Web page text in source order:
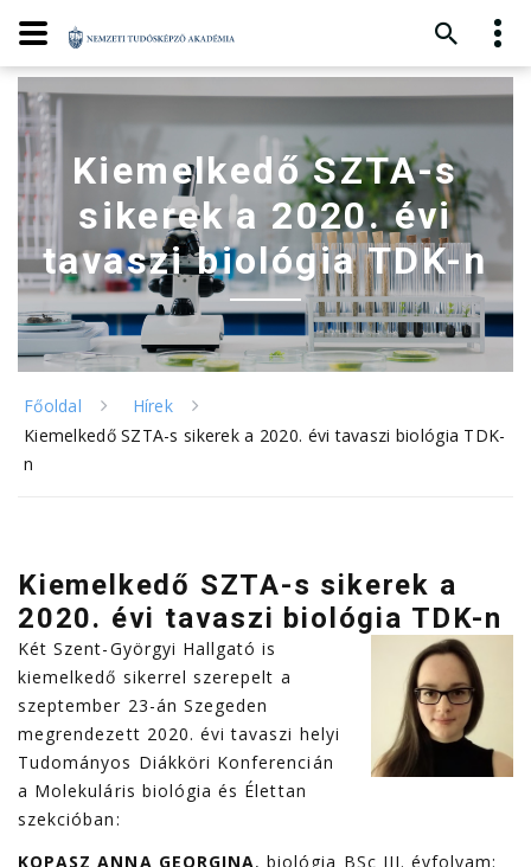
Kiemelkedő SZTA-s
sikerek a 2020. évi
tavaszi biológia TDK-n
Főoldal
Hírek
Kiemelkedő SZTA-s sikerek a 2020. évi tavaszi biológia TDK-
n
Kiemelkedő SZTA-s sikerek a
2020. évi tavaszi biológia TDK-n
Két Szent-Györgyi Hallgató is
kiemelkedő sikerrel szerepelt a
szeptember 23-án Szegeden
megrendezett 2020. évi tavaszi helyi
Tudományos Diákköri Konferencián
a Molekuláris biológia és Élettan
szekcióban:
KOPASZ ANNA GEORGINA, biológia BSc III. évfolyam: